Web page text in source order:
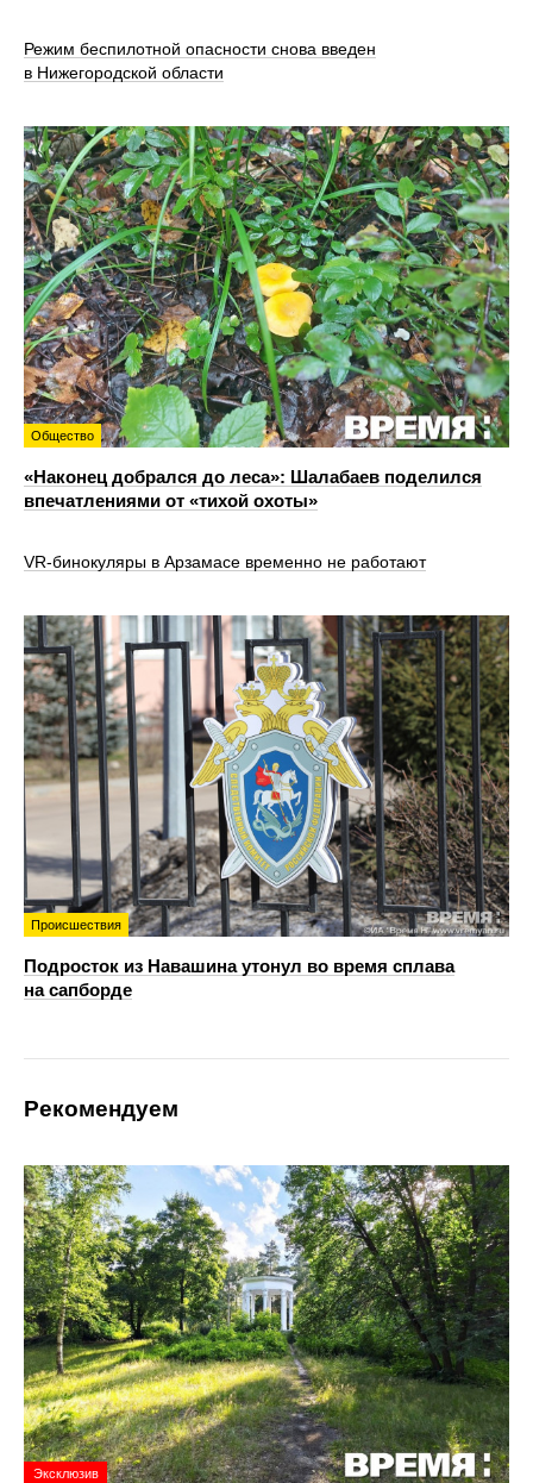
Режим беспилотной опасности снова введен
в Нижегородской области
Общество
«Наконец добрался до леса»: Шалабаев поделился
впечатлениями от «тихой охоты»
VR‑бинокуляры в Арзамасе временно не работают
Происшествия
Подросток из Навашина утонул во время сплава
на сапборде
Рекомендуем
Эксклюзив